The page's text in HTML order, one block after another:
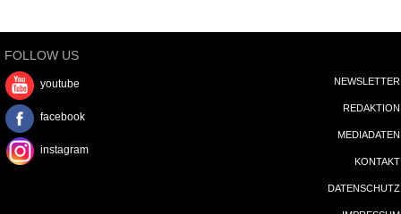
FOLLOW US
youtube
facebook
instagram
NEWSLETTER
REDAKTION
MEDIADATEN
KONTAKT
DATENSCHUTZ